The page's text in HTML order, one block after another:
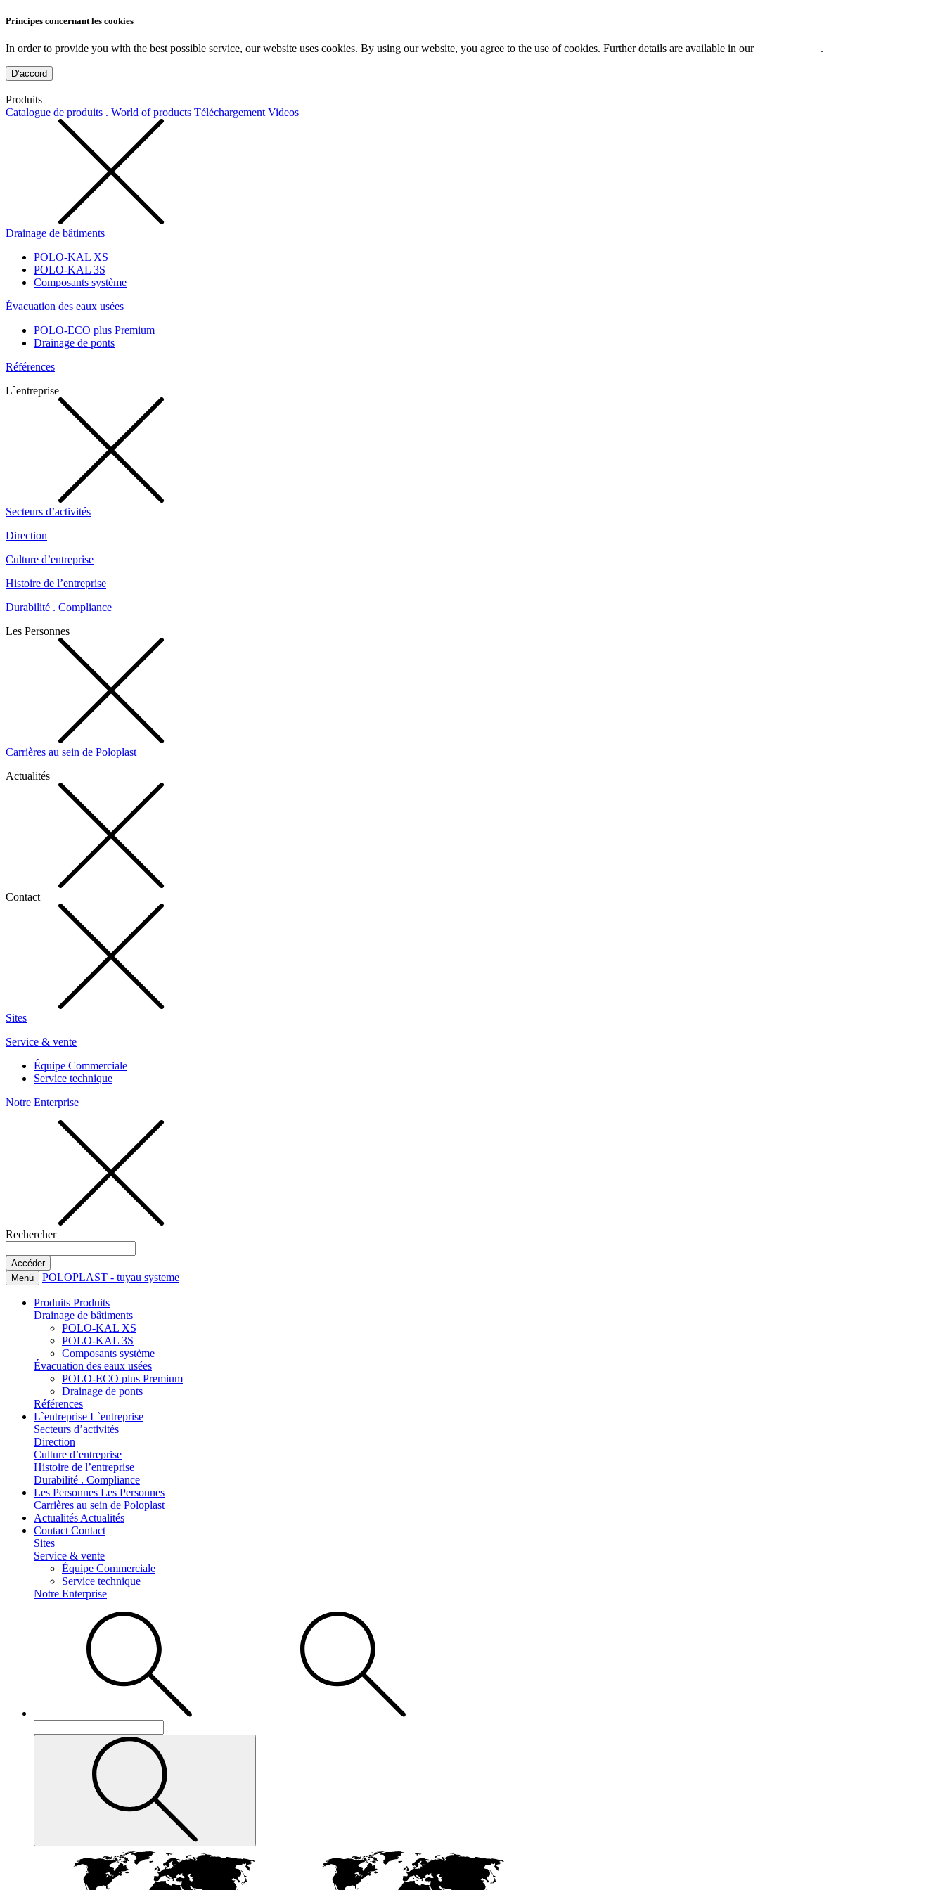
Principes concernant les cookies
In order to provide you with the best possible service, our website uses cookies. By using our website, you agree to the use of cookies. Further details are available in our .
D’accord
Produits
Catalogue de produits . World of products Téléchargement Videos
Drainage de bâtiments
POLO-KAL XS
POLO-KAL 3S
Composants système
Évacuation des eaux usées
POLO-ECO plus Premium
Drainage de ponts
Références
L`entreprise
Secteurs d’activités
Direction
Culture d’entreprise
Histoire de l’entreprise
Durabilité . Compliance
Les Personnes
Carrières au sein de Poloplast
Actualités
Contact
Sites
Service & vente
Équipe Commerciale
Service technique
Notre Enterprise
Rechercher
Menü POLOPLAST - tuyau systeme
Produits Produits
Drainage de bâtiments
POLO-KAL XS
POLO-KAL 3S
Composants système
Évacuation des eaux usées
POLO-ECO plus Premium
Drainage de ponts
Références
L`entreprise L`entreprise
Secteurs d’activités
Direction
Culture d’entreprise
Histoire de l’entreprise
Durabilité . Compliance
Les Personnes Les Personnes
Carrières au sein de Poloplast
Actualités Actualités
Contact Contact
Sites
Service & vente
Équipe Commerciale
Service technique
Notre Enterprise